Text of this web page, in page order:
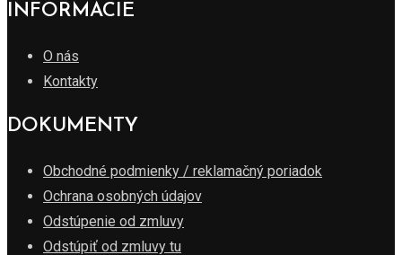
INFORMÁCIE
O nás
Kontakty
DOKUMENTY
Obchodné podmienky / reklamačný poriadok
Ochrana osobných údajov
Odstúpenie od zmluvy
Odstúpiť od zmluvy tu